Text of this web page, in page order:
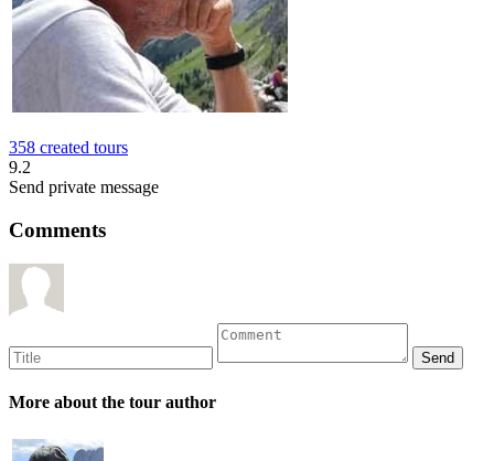
358 created tours
9.2
Send private message
Comments
More about the tour author